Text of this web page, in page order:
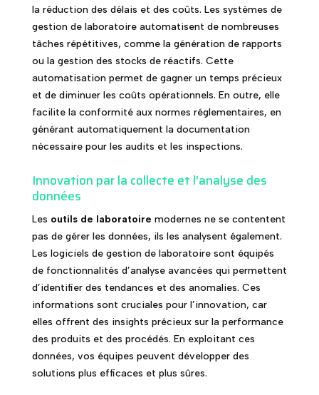
la réduction des délais et des coûts. Les systèmes de
gestion de laboratoire automatisent de nombreuses
tâches répétitives, comme la génération de rapports
ou la gestion des stocks de réactifs. Cette
automatisation permet de gagner un temps précieux
et de diminuer les coûts opérationnels. En outre, elle
facilite la conformité aux normes réglementaires, en
générant automatiquement la documentation
nécessaire pour les audits et les inspections.
Innovation par la collecte et l’analyse des
données
Les outils de laboratoire modernes ne se contentent
pas de gérer les données, ils les analysent également.
Les logiciels de gestion de laboratoire sont équipés
de fonctionnalités d’analyse avancées qui permettent
d’identifier des tendances et des anomalies. Ces
informations sont cruciales pour l’innovation, car
elles offrent des insights précieux sur la performance
des produits et des procédés. En exploitant ces
données, vos équipes peuvent développer des
solutions plus efficaces et plus sûres.